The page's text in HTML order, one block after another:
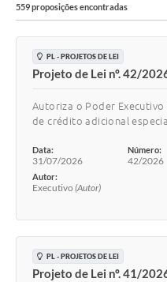
559 proposições encontradas
PL - PROJETOS DE LEI
Projeto de Lei nº. 42/
Autoriza o Poder
de crédito adicional
Data:
31/07/2026
Número:
42/2026
Autor:
Executivo (Autor)
PL - PROJETOS DE LEI
Projeto de Lei nº. 41/